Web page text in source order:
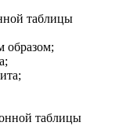
таблицы
образом;
таблицы